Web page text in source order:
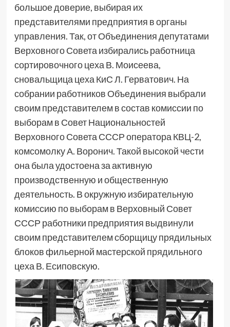
большое доверие, выбирая их
представителями предприятия в органы
управления. Так, от Объединения депутатами
Верховного Совета избирались работница
сортировочного цеха В. Моисеева,
сновальщица цеха КиС Л. Герватович. На
собрании работников Объединения выбрали
своим представителем в состав комиссии по
выборам в Совет Национальностей
Верховного Совета СССР оператора КВЦ-2,
комсомолку А. Воронич. Такой высокой чести
она была удостоена за активную
производственную и общественную
деятельность. В окружную избирательную
комиссию по выборам в Верховный Совет
СССР работники предприятия выдвинули
своим представителем сборщицу прядильных
блоков фильерной мастерской прядильного
цеха В. Есиповскую.